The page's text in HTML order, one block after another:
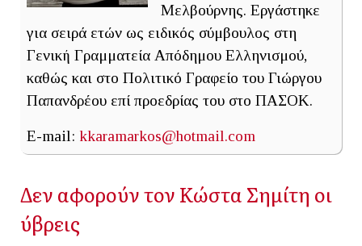
Μελβούρνης. Εργάστηκε
για σειρά ετών ως ειδικός σύμβουλος στη
Γενική Γραμματεία Απόδημου Ελληνισμού,
καθώς και στο Πολιτικό Γραφείο του Γιώργου
Παπανδρέου επί προεδρίας του στο ΠΑΣΟΚ.
E-mail: kkaramarkos@hotmail.com
Δεν αφορούν τον Κώστα Σημίτη οι
ύβρεις